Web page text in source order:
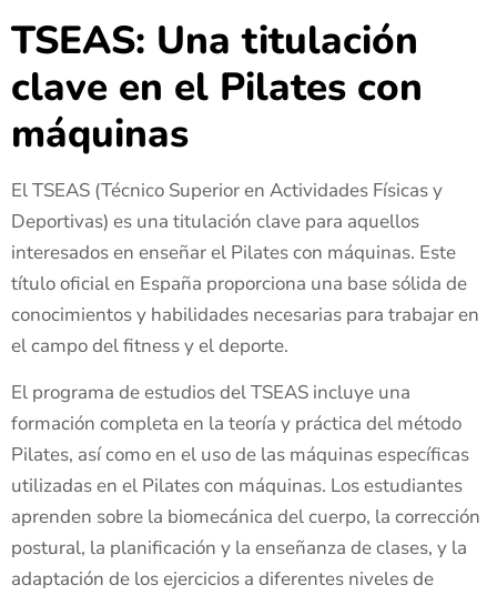
TSEAS: Una titulación
clave en el Pilates con
máquinas
El TSEAS (Técnico Superior en Actividades Físicas y
Deportivas) es una titulación clave para aquellos
interesados en enseñar el Pilates con máquinas. Este
título oficial en España proporciona una base sólida de
conocimientos y habilidades necesarias para trabajar en
el campo del fitness y el deporte.
El programa de estudios del TSEAS incluye una
formación completa en la teoría y práctica del método
Pilates, así como en el uso de las máquinas específicas
utilizadas en el Pilates con máquinas. Los estudiantes
aprenden sobre la biomecánica del cuerpo, la corrección
postural, la planificación y la enseñanza de clases, y la
adaptación de los ejercicios a diferentes niveles de